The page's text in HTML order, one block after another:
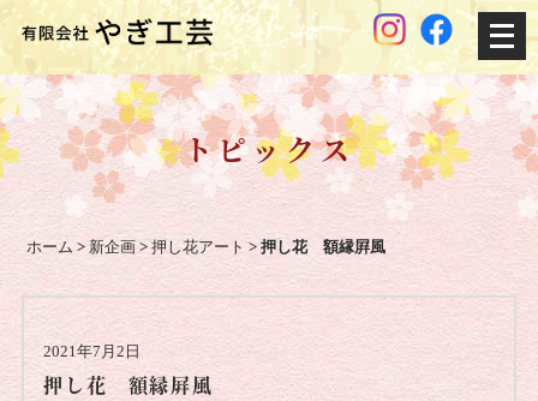
メ
ニ
ー
トピックス
ホーム >新企画 >押し花アート >押し花 額縁屛風
2021年7月2日
押し花 額縁屛風